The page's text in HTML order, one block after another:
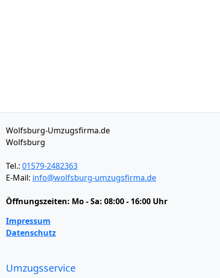
Wolfsburg-Umzugsfirma.de
Wolfsburg
Tel.: 01579-2482363
E-Mail: info@wolfsburg-umzugsfirma.de
Öffnungszeiten: Mo - Sa: 08:00 - 16:00 Uhr
Impressum
Datenschutz
Umzugsservice